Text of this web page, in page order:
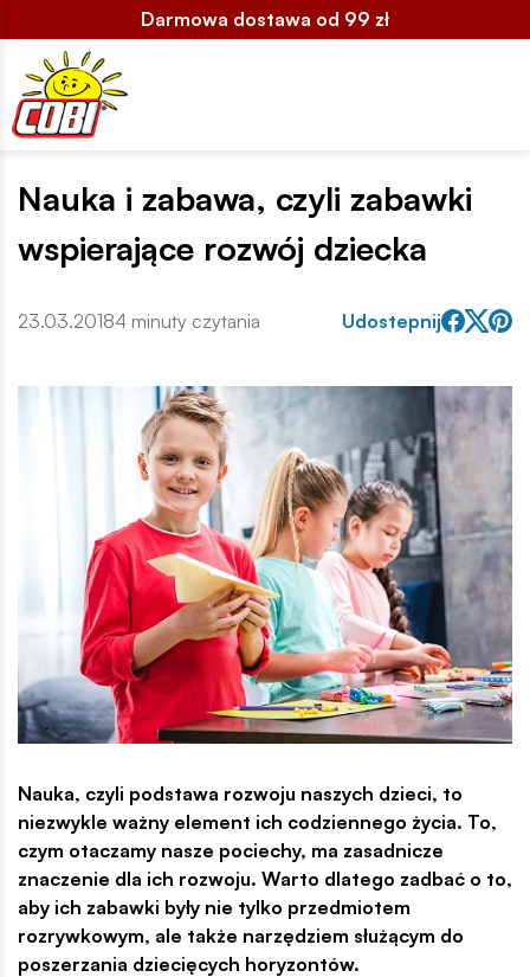
Darmowa dostawa od 99 zł
Nauka i zabawa, czyli zabawki
wspierające rozwój dziecka
23.03.20184 minuty czytania Udostepnij
Nauka, czyli podstawa rozwoju naszych dzieci, to
niezwykle ważny element ich codziennego życia. To,
czym otaczamy nasze pociechy, ma zasadnicze
znaczenie dla ich rozwoju. Warto dlatego zadbać o to,
aby ich zabawki były nie tylko przedmiotem
rozrywkowym, ale także narzędziem służącym do
poszerzania dziecięcych horyzontów.